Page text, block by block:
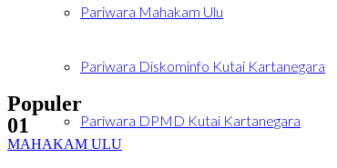
Pariwara Mahakam Ulu
Pariwara Diskominfo Kutai Kartanegara
Pariwara DPMD Kutai Kartanegara
Populer
01
MAHAKAM ULU